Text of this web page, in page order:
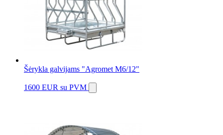
Šėrykla galvijams "Agromet M6/12"
1600 EUR su PVM